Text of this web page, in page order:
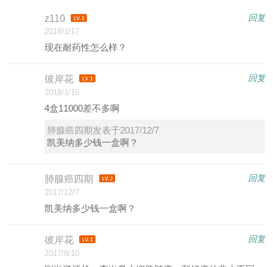
回复
z110
2018/1/17
现在耐药性怎么样？
回复
彼岸花
2018/1/16
4盒11000差不多啊
肺腺癌四期发表于2017/12/7
凯美纳多少钱一盒啊？
回复
肺腺癌四期
2017/12/7
凯美纳多少钱一盒啊？
回复
彼岸花
2017/8/10